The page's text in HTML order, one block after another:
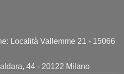
Località Vallemme 21 - 15066
44 - 20122 Milano